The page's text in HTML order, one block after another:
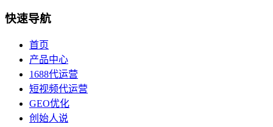
快速导航
首页
产品中心
1688代运营
短视频代运营
GEO优化
创始人说